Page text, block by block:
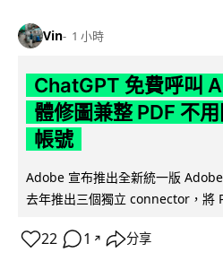
Vin 1 小時
ChatGPT 免費呼叫
體修圖兼整 PDF 不
帳號
Adobe 宣布推出全新統一版
去年推出三個獨立 connector，將
22 1 ↗ 分享